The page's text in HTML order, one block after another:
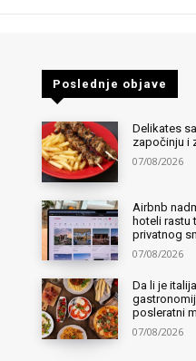
Poslednje objave
Delikates
započinju i
07/08/2026
Airbnb
hoteli rastu
privatnog
07/08/2026
Da li je
posleratni
07/08/2026